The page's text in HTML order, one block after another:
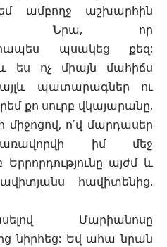
ամբողջ աշխարհին
Նրա, որ
պսակեց քեզ:
ես ոչ միայն մահիճս
այլև պատարագներ ու
քո սուրբ վկայարանը,
միջոցով, ո՛վ մարդասեր
իմ մեջ
Երրորդությունը այժմ և
հավիտենից.
Մարիանոսը
նիրհեց: Եվ ահա նրան